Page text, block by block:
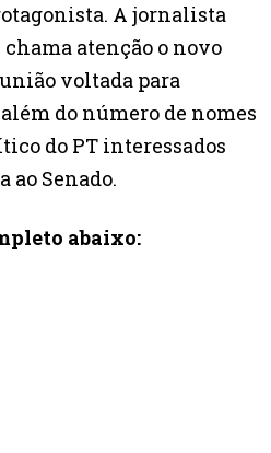
A jornalista
atenção o novo
voltada para
do número de nomes
do PT interessados
ao Senado.
abaixo: